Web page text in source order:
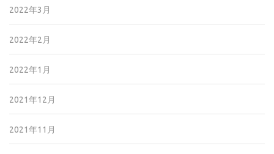
2022年3月
2022年2月
2022年1月
2021年12月
2021年11月